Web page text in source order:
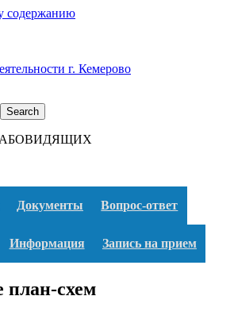
содержанию
г. Кемерово
Search
Документы Вопрос-ответ
Информация Запись на прием
план-схем